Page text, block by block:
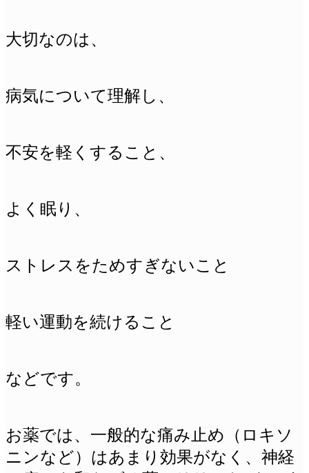
大切なのは、
病気について理解し、
不安を軽くすること、
よく眠り、
ストレスをためすぎないこと
軽い運動を続けること
などです。
お薬では、一般的な痛み止め（ロキソ
ニンなど）はあまり効果がなく、神経